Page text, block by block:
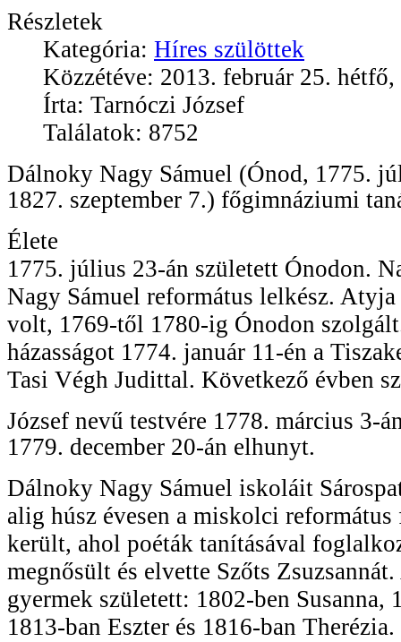
Részletek
Kategória: Híres szülöttek
Közzétéve: 2013. február 25.
Írta: Tarnóczi József
Találatok: 8752
Dálnoky Nagy Sámuel (Ónod, 1775.
1827. szeptember 7.) főgimnáziumi
Élete
1775. július 23-án született Ónodon.
Nagy Sámuel református lelkész.
volt, 1769-től 1780-ig Ónodon
házasságot 1774. január 11-én a
Tasi Végh Judittal. Következő évben
József nevű testvére 1778. március 3-
1779. december 20-án elhunyt.
Dálnoky Nagy Sámuel iskoláit
alig húsz évesen a miskolci
került, ahol poéták tanításával
megnősült és elvette Szőts
gyermek született: 1802-ben Susanna,
1813-ban Eszter és 1816-ban Therézia.